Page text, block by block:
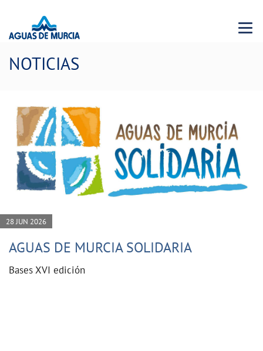
Menu
NOTICIAS
28 JUN 2026
AGUAS DE MURCIA SOLIDARIA
Bases XVI edición